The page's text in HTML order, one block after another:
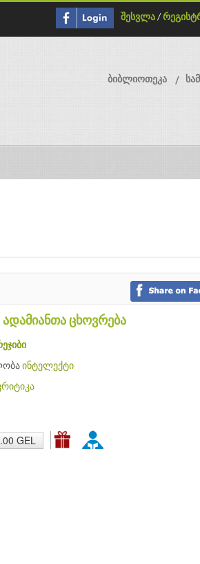
შესვლა /
ბიბლიოთეკა
ცხოვრება
ინტელექტი
GEL